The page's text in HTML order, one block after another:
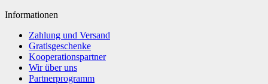
Informationen
Zahlung und Versand
Gratisgeschenke
Kooperationspartner
Wir über uns
Partnerprogramm